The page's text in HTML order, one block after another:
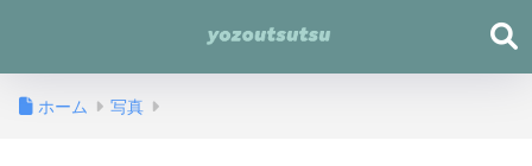
ホーム 写真